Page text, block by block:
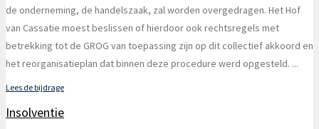
de onderneming, de handelszaak, zal worden overgedragen. Het Hof
van Cassatie moest beslissen of hierdoor ook rechtsregels met
betrekking tot de GROG van toepassing zijn op dit collectief akkoord en
het reorganisatieplan dat binnen deze procedure werd opgesteld. ...
Lees de bijdrage
Insolventie